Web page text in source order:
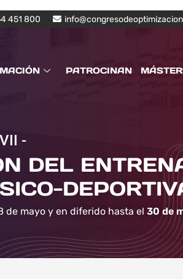
451 800
PATROCINAN
-
DEL
de mayo y en diferido hasta el 30 de